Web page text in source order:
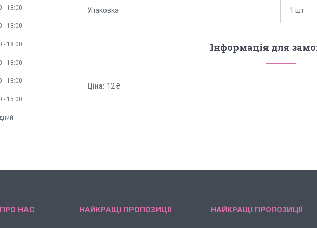
Упаковка 1 шт
Інформація для
Ціна: 12 ₴
18:00
18:00
18:00
18:00
18:00
15:00
НАС НАЙКРАЩІ ПРОПОЗИЦІЇ НАЙКРАЩІ ПРОПОЗИЦІЇ